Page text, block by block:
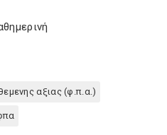
αξιας (φ.π.α.)